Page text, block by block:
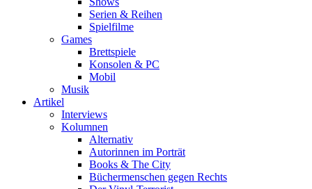
Serien & Reihen
Spielfilme
Games
Brettspiele
Konsolen & PC
Mobil
Musik
Artikel
Interviews
Kolumnen
Alternativ
Autorinnen im Porträt
Books & The City
Büchermenschen gegen Rechts